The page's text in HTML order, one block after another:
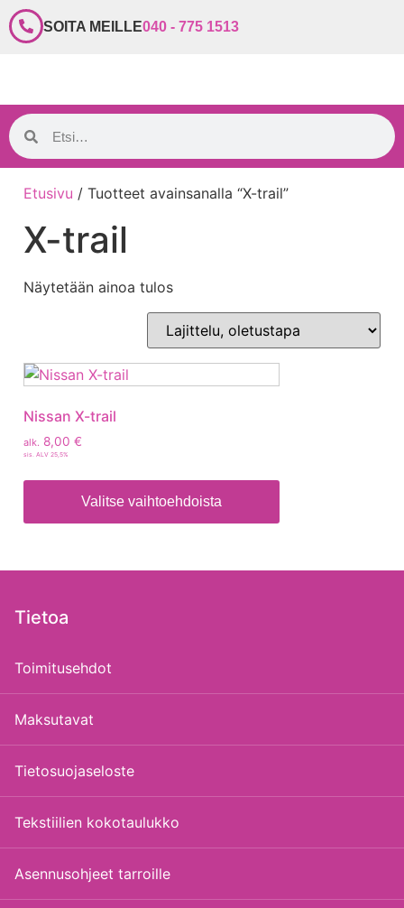
SOITA MEILLE040 - 775 1513
Etusivu / Tuotteet avainsanalla “X-trail”
X-trail
Näytetään ainoa tulos
Nissan X-trail
alk. 8,00 €
sis. ALV 25,5%
Valitse vaihtoehdoista
Tietoa
Toimitusehdot
Maksutavat
Tietosuojaseloste
Tekstiilien kokotaulukko
Asennusohjeet tarroille